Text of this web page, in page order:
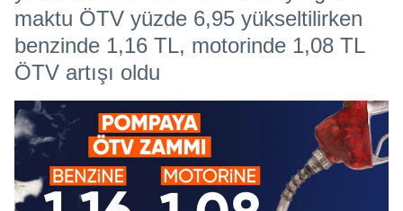
maktu ÖTV yüzde 6,95 yükseltilirken
benzinde 1,16 TL, motorinde 1,08 TL
ÖTV artışı oldu